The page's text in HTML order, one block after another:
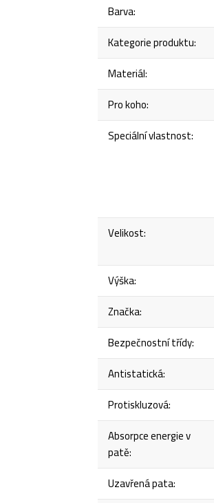
Barva:
Kategorie produktu:
Materiál:
Pro koho:
Speciální vlastnost:
Velikost:
Výška:
Značka:
Bezpečnostní třídy:
Antistatická:
Protiskluzová:
Absorpce energie v
patě:
Uzavřená pata: